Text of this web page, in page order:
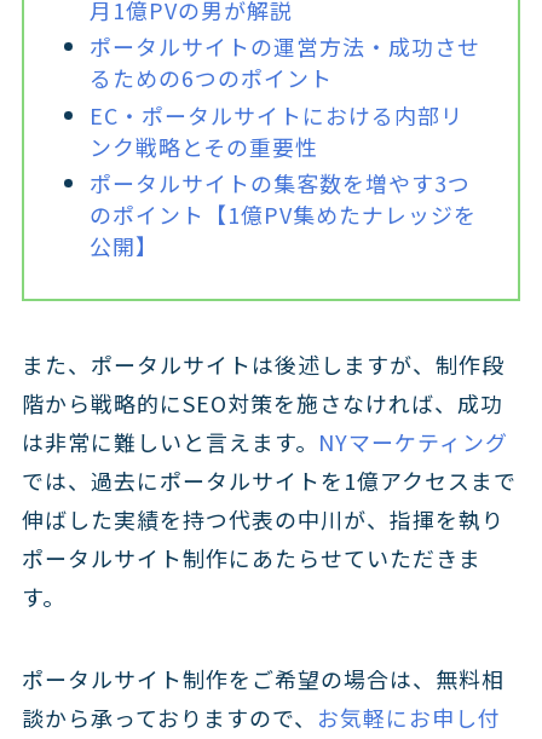
月1億PVの男が解説
ポータルサイトの運営方法・成功させ
るための6つのポイント
EC・ポータルサイトにおける内部リ
ンク戦略とその重要性
ポータルサイトの集客数を増やす3つ
のポイント【1億PV集めたナレッジを
公開】
また、ポータルサイトは後述しますが、制作段
階から戦略的にSEO対策を施さなければ、成功
は非常に難しいと言えます。 NYマーケティング
では、過去にポータルサイトを1億アクセスまで
伸ばした実績を持つ代表の中川が、指揮を執り
ポータルサイト制作にあたらせていただきま
す。
ポータルサイト制作をご希望の場合は、無料相
談から承っておりますので、 お気軽にお申し付